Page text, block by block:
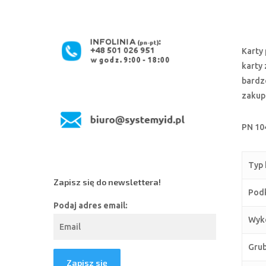
Zapisz się do newslettera!
Podaj adres email:
Karty
karty
PN
Typ